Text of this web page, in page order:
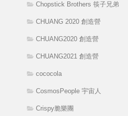
Chopstick Brothers 筷子兄弟
CHUANG 2020 創造營
CHUANG2020 創造營
CHUANG2021 創造營
cococola
CosmosPeople 宇宙人
Crispy脆樂團